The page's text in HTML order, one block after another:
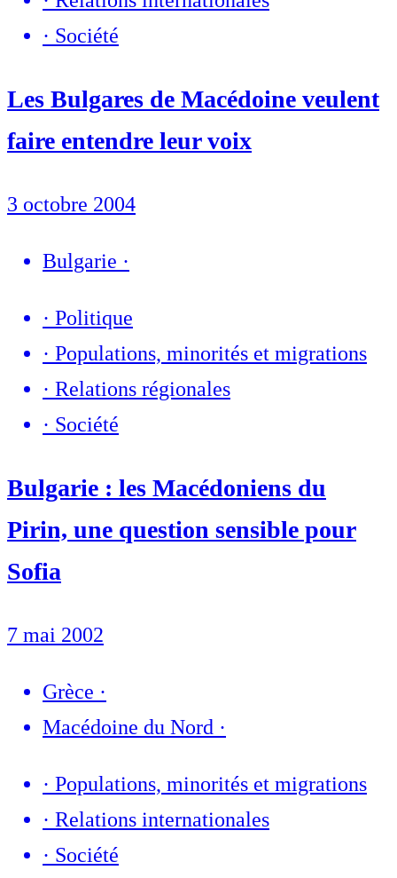
· Société
Les Bulgares de Macédoine veulent
faire entendre leur voix
3 octobre 2004
Bulgarie ·
· Politique
· Populations, minorités et migrations
· Relations régionales
· Société
Bulgarie : les Macédoniens du
Pirin, une question sensible pour
Sofia
7 mai 2002
Grèce ·
Macédoine du Nord ·
· Populations, minorités et migrations
· Relations internationales
· Société